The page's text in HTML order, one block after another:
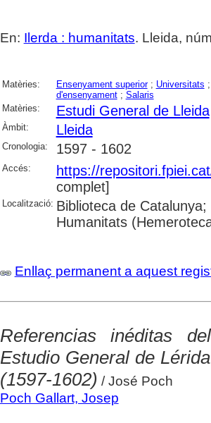
En: Ilerda : humanitats. Lleida,
Matèries: Ensenyament superior; Universitats
d'ensenyament; Salaris
Matèries:
Estudi General de Lleida
Àmbit: Lleida
Cronologia: 1597 - 1602
Accés:
https://
complet]
Localització: Biblioteca de
Humanitats
Enllaç permanent a aquest
Referencias inéditas
Estudio General de
(1597-1602) / José Poch
Poch Gallart, Josep